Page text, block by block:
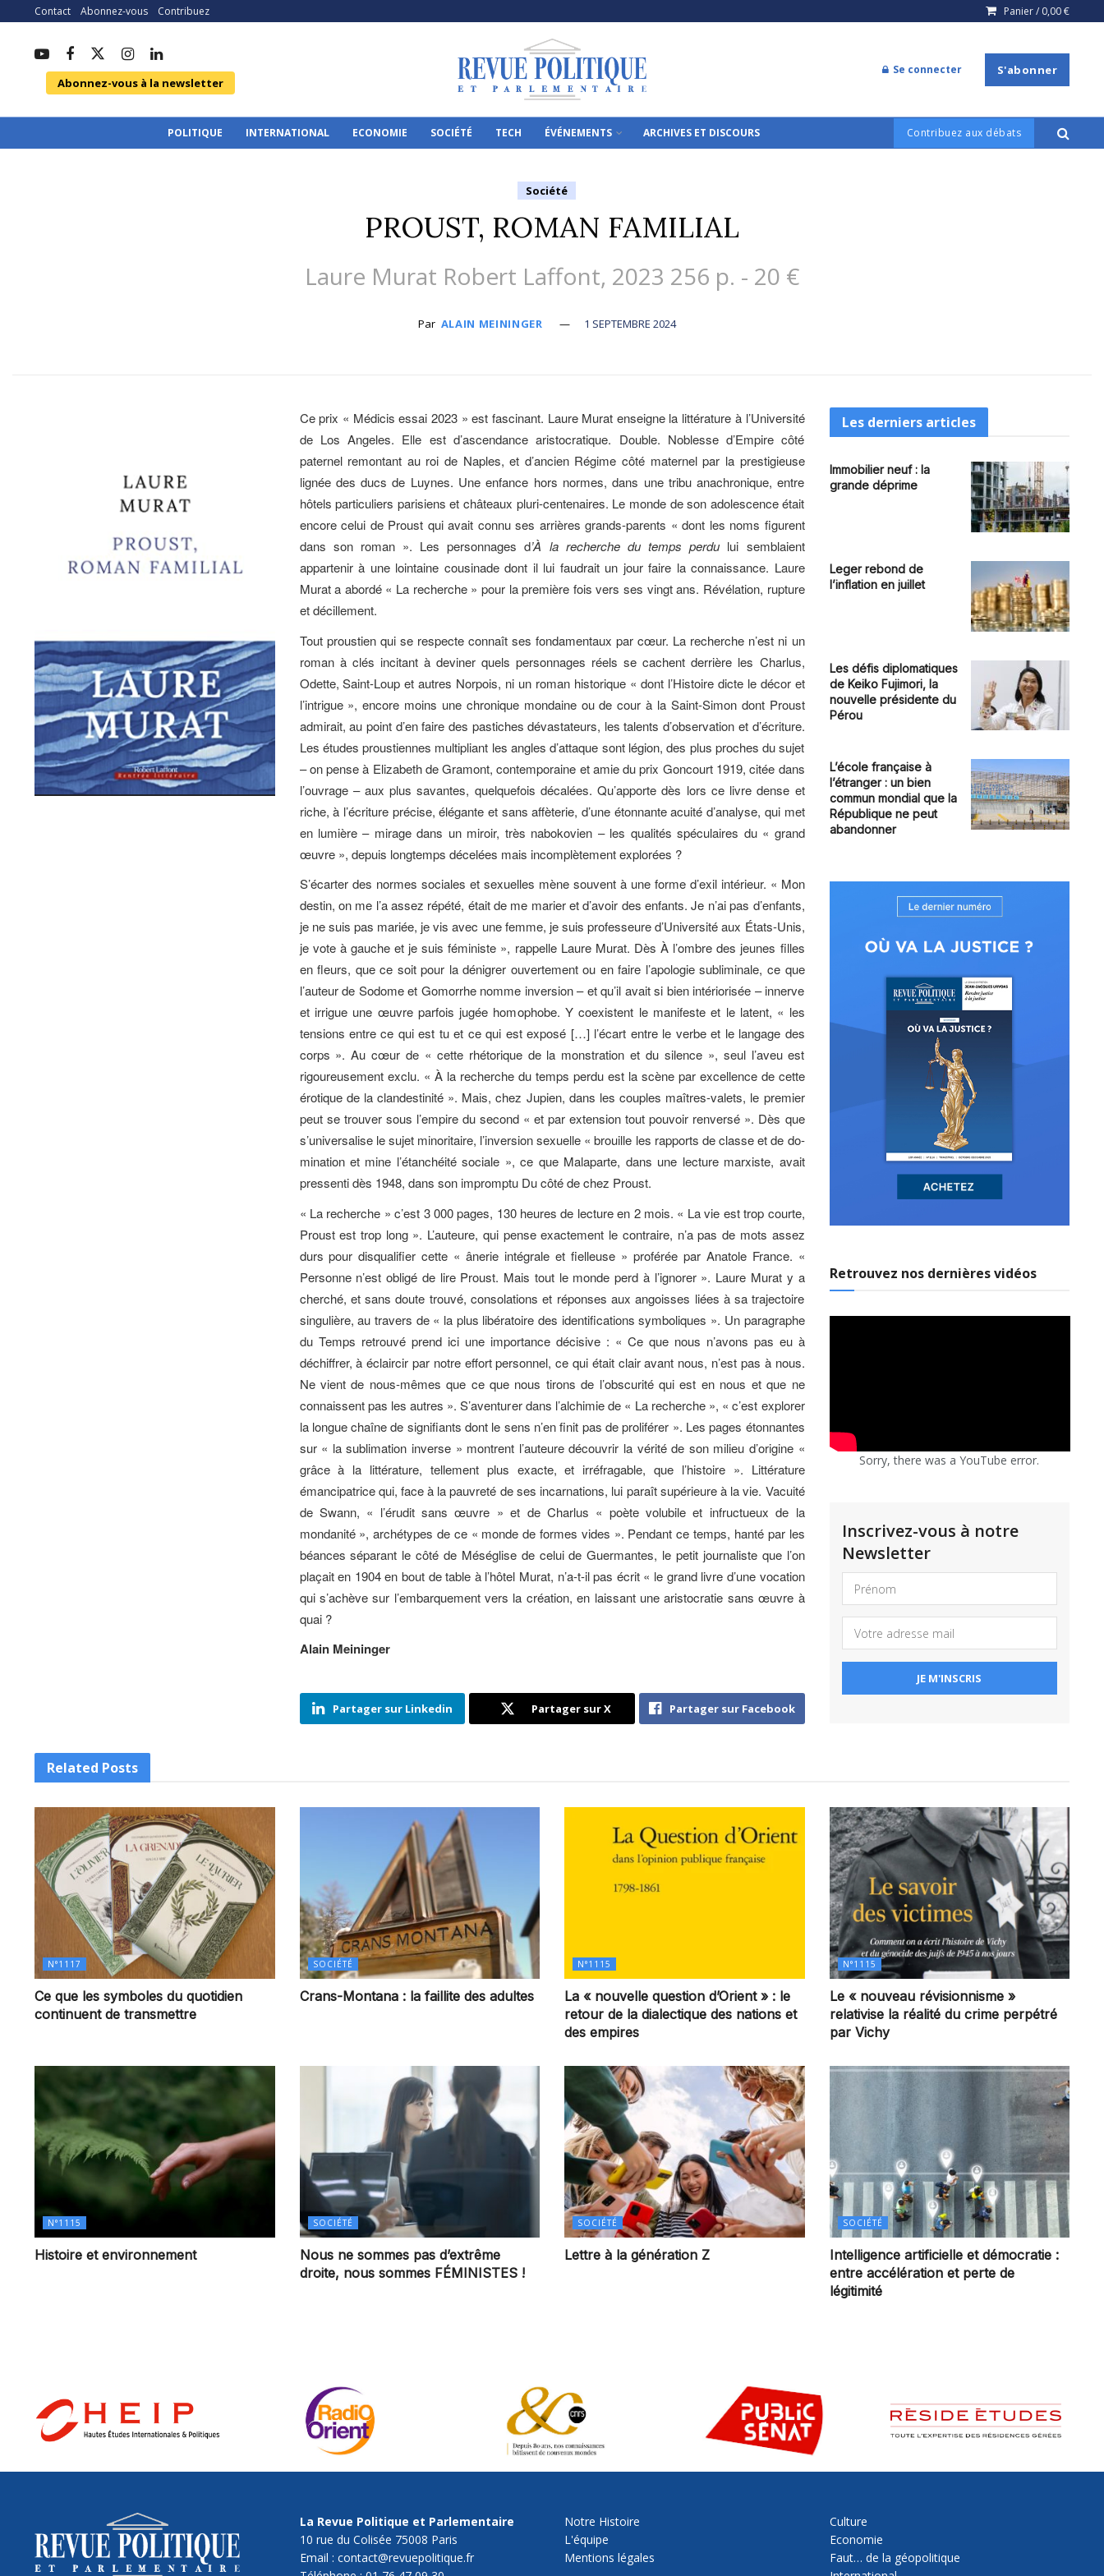
Contact Abonnez-vous Contribuez Panier / 0,00€
Abonnez-vous à la newsletter
Se connecter S'abonner
POLITIQUE INTERNATIONAL ECONOMIE SOCIÉTÉ TECH ÉVÉNEMENTS ARCHIVES ET DISCOURS Contribuez aux débats
Société
PROUST, ROMAN FAMILIAL
Laure Murat Robert Laffont, 2023 256 p. - 20 €
Par ALAIN MEININGER 1 SEPTEMBRE 2024
Ce prix « Médicis essai 2023 » est fascinant. Laure Murat enseigne la littérature à l’Université
de Los Angeles. Elle est d’ascendance aristocratique. Double. Noblesse d’Empire côté
paternel remontant au roi de Naples, et d’ancien Régime côté maternel par la prestigieuse
lignée des ducs de Luynes. Une enfance hors normes, dans une tribu anachronique, entre
hôtels particuliers parisiens et châteaux pluri-centenaires. Le monde de son adolescence était
encore celui de Proust qui avait connu ses arrières grands-parents « dont les noms figurent
dans son roman ». Les personnages d’À la recherche du temps perdu lui semblaient
appartenir à une lointaine cousinade dont il lui faudrait un jour faire la connaissance. Laure
Murat a abordé « La recherche » pour la première fois vers ses vingt ans. Révélation, rupture
et décillement.
Tout proustien qui se respecte connaît ses fondamentaux par cœur. La recherche n’est ni un
roman à clés incitant à deviner quels personnages réels se cachent derrière les Charlus,
Odette, Saint-Loup et autres Norpois, ni un roman historique « dont l’Histoire dicte le décor et
l’intrigue », encore moins une chronique mondaine ou de cour à la Saint-Simon dont Proust
admirait, au point d’en faire des pastiches dévastateurs, les talents d’observation et d’écriture.
Les études proustiennes multipliant les angles d’attaque sont légion, des plus proches du sujet
– on pense à Elizabeth de Gramont, contemporaine et amie du prix Goncourt 1919, citée dans
l’ouvrage – aux plus savantes, quelquefois décalées. Qu’apporte dès lors ce livre dense et
riche, à l’écriture précise, élégante et sans affèterie, d’une étonnante acuité d’analyse, qui met
en lumière – mirage dans un miroir, très nabokovien – les qualités spéculaires du « grand
œuvre », depuis longtemps décelées mais incomplètement explorées ?
S’écarter des normes sociales et sexuelles mène souvent à une forme d’exil intérieur. « Mon
destin, on me l’a assez répété, était de me marier et d’avoir des enfants. Je n’ai pas d’enfants,
je ne suis pas mariée, je vis avec une femme, je suis professeure d’Université aux États-Unis,
je vote à gauche et je suis féministe », rappelle Laure Murat. Dès À l’ombre des jeunes filles
en fleurs, que ce soit pour la dénigrer ouvertement ou en faire l’apologie subliminale, ce que
l’auteur de Sodome et Gomorrhe nomme inversion – et qu’il avait si bien intériorisée – innerve
et irrigue une œuvre parfois jugée homophobe. Y coexistent le manifeste et le latent, « les
tensions entre ce qui est tu et ce qui est exposé […] l’écart entre le verbe et le langage des
corps ». Au cœur de « cette rhétorique de la monstration et du silence », seul l’aveu est
rigoureusement exclu. « À la recherche du temps perdu est la scène par excellence de cette
érotique de la clandestinité ». Mais, chez Jupien, dans les couples maîtres-valets, le premier
peut se trouver sous l’empire du second « et par extension tout pouvoir renversé ». Dès que
s’universalise le sujet minoritaire, l’inversion sexuelle « brouille les rapports de classe et de do-
mination et mine l’étanchéité sociale », ce que Malaparte, dans une lecture marxiste, avait
pressenti dès 1948, dans son impromptu Du côté de chez Proust.
« La recherche » c’est 3 000 pages, 130 heures de lecture en 2 mois. « La vie est trop courte,
Proust est trop long ». L’auteure, qui pense exactement le contraire, n’a pas de mots assez
durs pour disqualifier cette « ânerie intégrale et fielleuse » proférée par Anatole France. «
Personne n’est obligé de lire Proust. Mais tout le monde perd à l’ignorer ». Laure Murat y a
cherché, et sans doute trouvé, consolations et réponses aux angoisses liées à sa trajectoire
singulière, au travers de « la plus libératoire des identifications symboliques ». Un paragraphe
du Temps retrouvé prend ici une importance décisive : « Ce que nous n’avons pas eu à
déchiffrer, à éclaircir par notre effort personnel, ce qui était clair avant nous, n’est pas à nous.
Ne vient de nous-mêmes que ce que nous tirons de l’obscurité qui est en nous et que ne
connaissent pas les autres ». S’aventurer dans l’alchimie de « La recherche », « c’est explorer
la longue chaîne de signifiants dont le sens n’en finit pas de proliférer ». Les pages étonnantes
sur « la sublimation inverse » montrent l’auteure découvrir la vérité de son milieu d’origine «
grâce à la littérature, tellement plus exacte, et irréfragable, que l’histoire ». Littérature
émancipatrice qui, face à la pauvreté de ses incarnations, lui paraît supérieure à la vie. Vacuité
de Swann, « l’érudit sans œuvre » et de Charlus « poète volubile et infructueux de la
mondanité », archétypes de ce « monde de formes vides ». Pendant ce temps, hanté par les
béances séparant le côté de Méséglise de celui de Guermantes, le petit journaliste que l’on
plaçait en 1904 en bout de table à l’hôtel Murat, n’a-t-il pas écrit « le grand livre d’une vocation
qui s’achève sur l’embarquement vers la création, en laissant une aristocratie sans œuvre à
quai ?
Alain Meininger
Partager sur Linkedin Partager sur X Partager sur Facebook
Les derniers articles
Immobilier neuf : la
grande déprime
Leger rebond de
l’inflation en juillet
Les défis diplomatiques
de Keiko Fujimori, la
nouvelle présidente du
Pérou
L’école française à
l’étranger : un bien
commun mondial que la
République ne peut
abandonner
Retrouvez nos dernières vidéos
Sorry, there was a YouTube error.
Inscrivez-vous à notre
Newsletter
Related Posts
N°1117
Ce que les symboles du quotidien
continuent de transmettre
SOCIÉTÉ
Crans-Montana : la faillite des adultes
N°1115
La « nouvelle question d’Orient » : le
retour de la dialectique des nations et
des empires
N°1115
Le « nouveau révisionnisme »
relativise la réalité du crime perpétré
par Vichy
N°1115
Histoire et environnement
SOCIÉTÉ
Nous ne sommes pas d’extrême
droite, nous sommes FÉMINISTES !
SOCIÉTÉ
Lettre à la génération Z
SOCIÉTÉ
Intelligence artificielle et démocratie :
entre accélération et perte de
légitimité
La Revue Politique et Parlementaire
10 rue du Colisée 75008 Paris
Email : contact@revuepolitique.fr
Notre Histoire
L'équipe
Mentions légales
Culture
Economie
Faut… de la géopolitique